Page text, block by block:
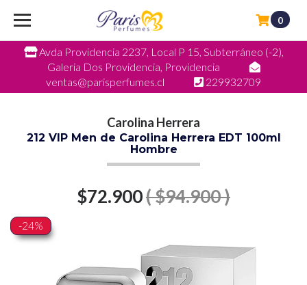
Avda Providencia 2237, Local P 15, Subterráneo (-2),
Galeria Dos Providencia, Providencia
ventas@parisperfumes.cl
229932709
0
Carolina Herrera
212 VIP Men de Carolina Herrera EDT 100ml
Hombre
$72.900( $94.900 )
-24%